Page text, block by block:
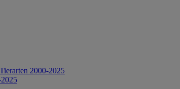
2000-2025